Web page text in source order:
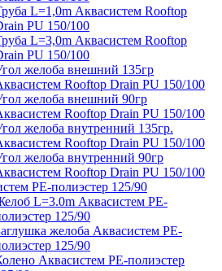
L=1,0m Аквасистем Rooftop
PU 150/100
L=3,0m Аквасистем Rooftop
PU 150/100
желоба внешний 135гр
Rooftop Drain PU 150/100
желоба внешний 90гр
Rooftop Drain PU 150/100
желоба внутренний 135гр.
Rooftop Drain PU 150/100
желоба внутренний 90гр
Rooftop Drain PU 150/100
PE-полиэстер 125/90
L=3.0m Аквасистем PE-
125/90
желоба Аквасистем PE-
125/90
Аквасистем PE-полиэстер